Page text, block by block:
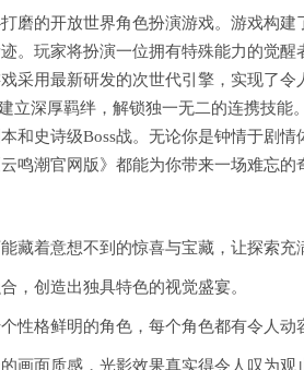
磨的开放世界角色扮演游戏。游戏构建
。玩家将扮演一位拥有特殊能力的觉
采用最新研发的次世代引擎，实现了
立深厚羁绊，解锁独一无二的连携技能
和史诗级Boss战。无论你是钟情于剧
鸣潮官网版》都能为你带来一场难忘的
藏着意想不到的惊喜与宝藏，让探索充
，创造出独具特色的视觉盛宴。
性格鲜明的角色，每个角色都有令人动
画面质感，光影效果真实得令人叹为观